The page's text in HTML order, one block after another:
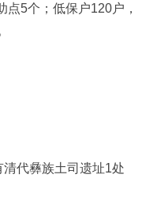
点5个；低保户120户，
代彝族土司遗址1处